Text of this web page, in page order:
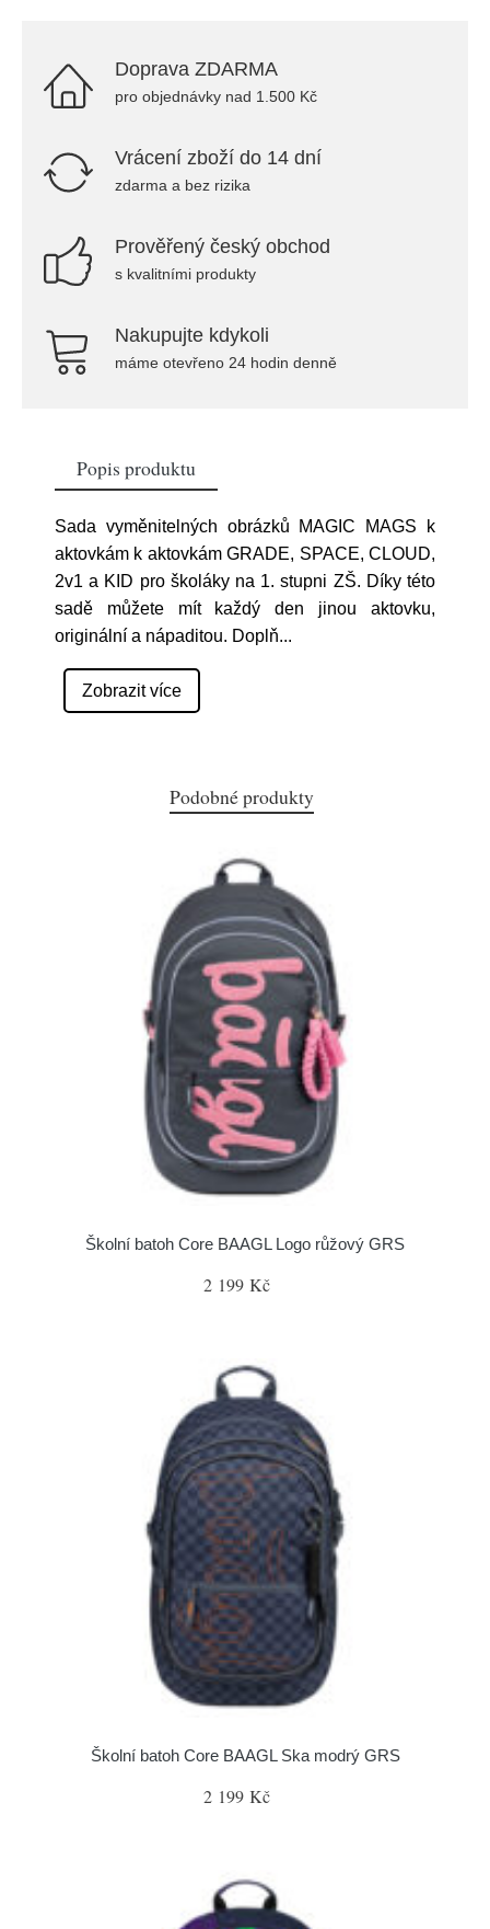
Doprava ZDARMA
pro objednávky nad 1.500 Kč
Vrácení zboží do 14 dní
zdarma a bez rizika
Prověřený český obchod
s kvalitními produkty
Nakupujte kdykoli
máme otevřeno 24 hodin denně
Popis produktu
Sada vyměnitelných obrázků MAGIC MAGS k
aktovkám k aktovkám GRADE, SPACE, CLOUD,
2v1 a KID pro školáky na 1. stupni ZŠ. Díky této
sadě můžete mít každý den jinou aktovku,
originální a nápaditou. Doplň...
Zobrazit více
Podobné produkty
Školní batoh Core BAAGL Logo růžový GRS
2 199 Kč
Školní batoh Core BAAGL Ska modrý GRS
2 199 Kč